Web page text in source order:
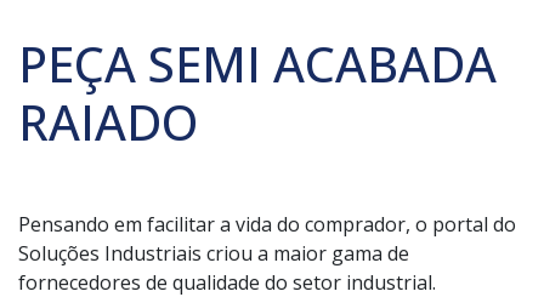
PEÇA SEMI ACABADA
RAIADO
Pensando em facilitar a vida do comprador, o portal do
Soluções Industriais criou a maior gama de
fornecedores de qualidade do setor industrial.